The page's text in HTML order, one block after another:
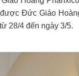
Đức Giáo
28/4 đến ngày 3/5.